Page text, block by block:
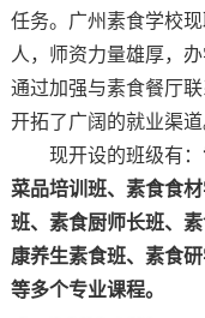
任务。广州素食学校
人，师资力量雄厚，
通过加强与素食餐厅
开拓了广阔的就业渠道
现开设的班级有：
菜品培训班、素食食
班、素食厨师长班、
康养生素食班、素食
等多个专业课程。